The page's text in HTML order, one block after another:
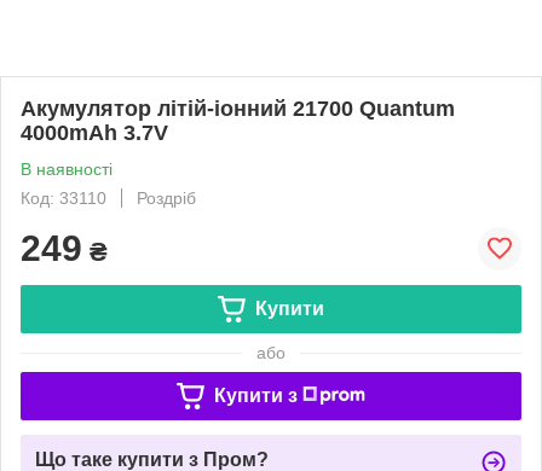
Акумулятор літій-іонний 21700 Quantum
4000mAh 3.7V
В наявності
Код: 33110
Роздріб
249 ₴
Купити
або
Купити з
Що таке купити з Пром?